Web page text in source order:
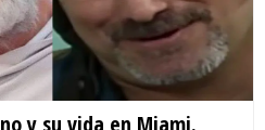
y su vida en Miami.